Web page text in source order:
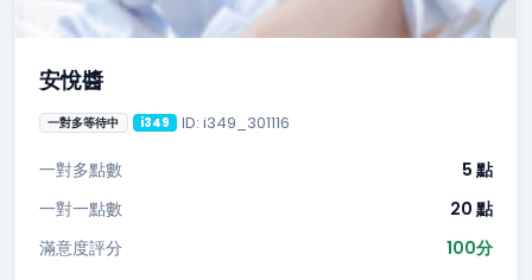
安悅醬
一對多等待中 i349 ID: i349_301116
一對多點數
5 點
一對一點數
20 點
滿意度評分
100分